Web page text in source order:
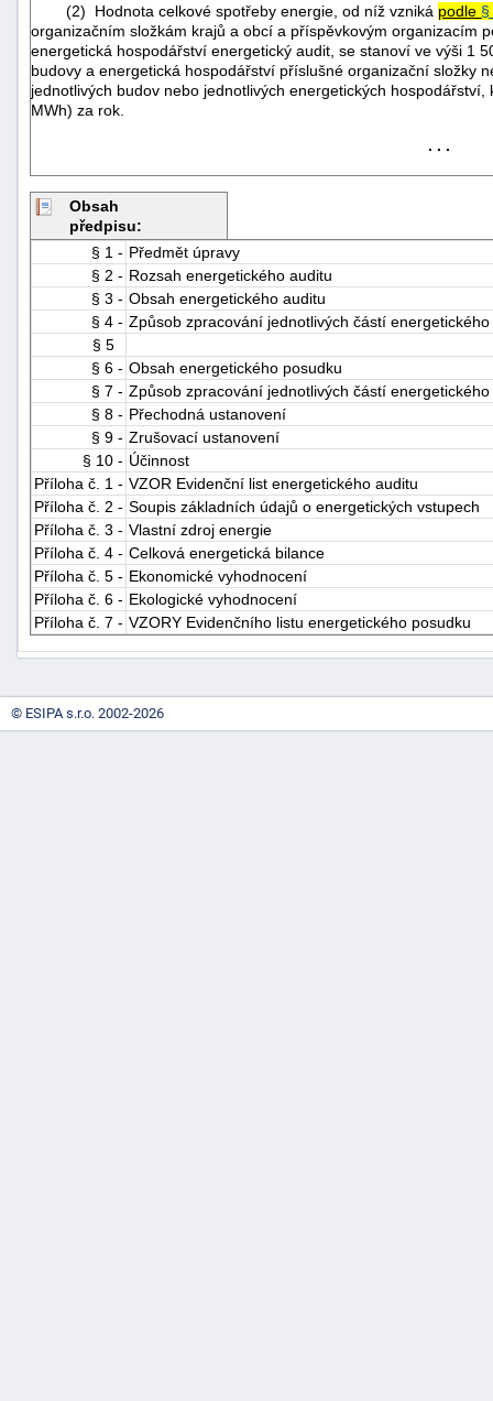
(2) Hodnota celkové spotřeby energie, od níž vzniká podle §
organizačním složkám krajů a obcí a příspěvkovým organizacím
energetická hospodářství energetický audit, se stanoví ve výši 1
budovy a energetická hospodářství příslušné organizační složky
jednotlivých budov nebo jednotlivých energetických
MWh) za rok.
. . .
Obsah
předpisu:
§ 1 - Předmět úpravy
§ 2 - Rozsah energetického auditu
§ 3 - Obsah energetického auditu
§ 4 - Způsob zpracování jednotlivých částí
§ 5
§ 6 - Obsah energetického posudku
§ 7 - Způsob zpracování jednotlivých částí
§ 8 - Přechodná ustanovení
§ 9 - Zrušovací ustanovení
§ 10 - Účinnost
Příloha č. 1 - VZOR Evidenční list energetického auditu
Příloha č. 2 - Soupis základních údajů o energetických vstupech
Příloha č. 3 - Vlastní zdroj energie
Příloha č. 4 - Celková energetická bilance
Příloha č. 5 - Ekonomické vyhodnocení
Příloha č. 6 - Ekologické vyhodnocení
Příloha č. 7 - VZORY Evidenčního listu energetického posudku
náhrady
"náhradě
škod"
© ESIPA s.r.o. 2002-2026